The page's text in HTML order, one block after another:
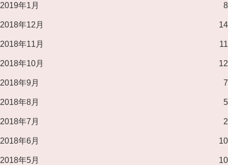
2019年1月 8
2018年12月 14
2018年11月 11
2018年10月 12
2018年9月 7
2018年8月 5
2018年7月 2
2018年6月 10
2018年5月 10